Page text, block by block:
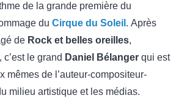
de la grande première du
du Cirque du Soleil. Après
de Rock et belles oreilles,
c’est le grand Daniel Bélanger qui est
mêmes de l’auteur-compositeur-
milieu artistique et les médias.